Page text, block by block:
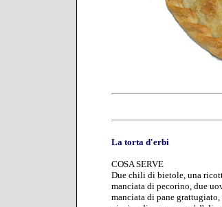
La torta d'erbi
COSA SERVE
Due chili di bietole, una
manciata di pecorino, due
manciata di pane grattugiato,